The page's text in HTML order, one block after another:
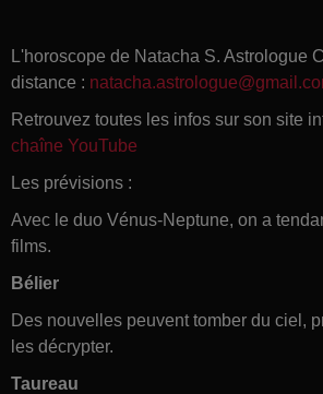
L'horoscope de Natacha S. Astrologue
distance :
Retrouvez toutes les infos sur son site
chaîne YouTube
Les prévisions :
Avec le duo Vénus-Neptune, on a
films.
Bélier
Des nouvelles peuvent tomber du ciel,
les décrypter.
Taureau